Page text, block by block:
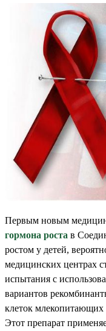
Первым новым
гормона роста в
ростом у детей,
медицинских центрах
испытания с
вариантов
клеток
Этот препарат